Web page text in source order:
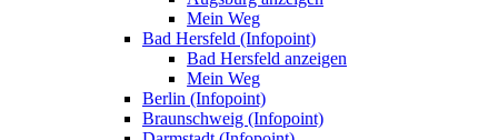
Mein Weg
Bad Hersfeld (Infopoint)
Bad Hersfeld anzeigen
Mein Weg
Berlin (Infopoint)
Braunschweig (Infopoint)